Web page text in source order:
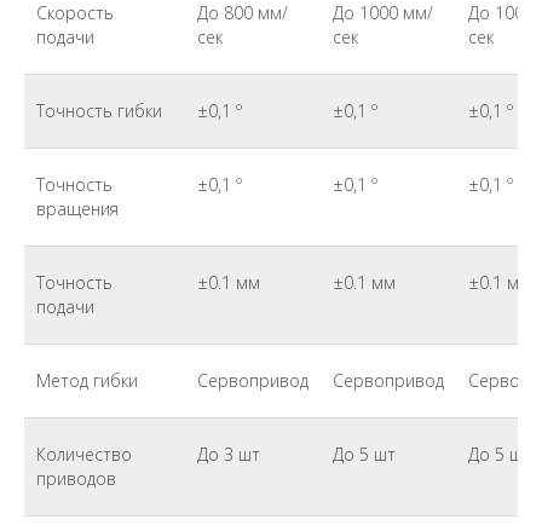
Скорость
подачи
До 800 мм/
сек
До 1000 мм/
сек
До 1000
сек
Точность гибки ±0,1 º ±0,1 º ±0,1 º
Точность
вращения
±0,1 º ±0,1 º ±0,1 º
Точность
подачи
±0.1 мм ±0.1 мм ±0.1 мм
Метод гибки Сервопривод Сервопривод
Количество
приводов
До 3 шт До 5 шт До 5 шт